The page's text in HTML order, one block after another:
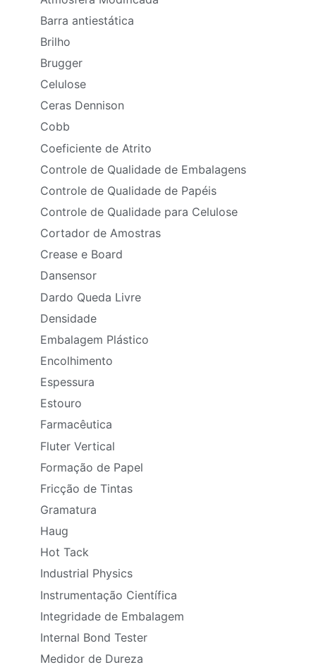
Barra antiestática
Brilho
Brugger
Celulose
Ceras Dennison
Cobb
Coeficiente de Atrito
Controle de Qualidade de Embalagens
Controle de Qualidade de Papéis
Controle de Qualidade para Celulose
Cortador de Amostras
Crease e Board
Dansensor
Dardo Queda Livre
Densidade
Embalagem Plástico
Encolhimento
Espessura
Estouro
Farmacêutica
Fluter Vertical
Formação de Papel
Fricção de Tintas
Gramatura
Haug
Hot Tack
Industrial Physics
Instrumentação Científica
Integridade de Embalagem
Internal Bond Tester
Medidor de Dureza